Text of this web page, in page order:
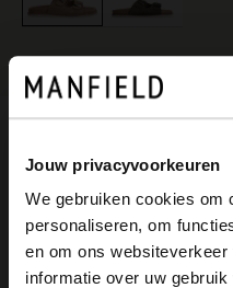
Jouw privacyvoorkeuren
We gebruiken cookies om
personaliseren, om
en om ons
informatie over uw
Beigefarbene
der Marke
View this